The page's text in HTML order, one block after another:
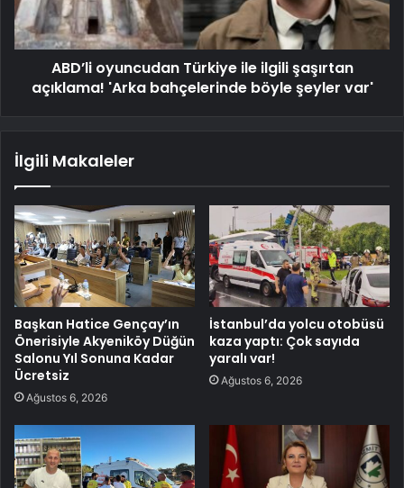
ABD’li oyuncudan Türkiye ile ilgili şaşırtan
açıklama! 'Arka bahçelerinde böyle şeyler var'
İlgili Makaleler
Başkan Hatice Gençay’ın
Önerisiyle Akyeniköy Düğün
Salonu Yıl Sonuna Kadar
Ücretsiz
Ağustos 6, 2026
İstanbul’da yolcu otobüsü
kaza yaptı: Çok sayıda
yaralı var!
Ağustos 6, 2026